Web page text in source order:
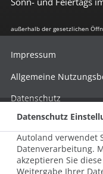
außerhalb der gesetzlichen
Impressum
Allgemeine
Datenschutz
Hinweisgebersystem
Beschwerde nach LkSG
Grundsatzerklärung
Datenschutz
Autoland verwendet
Datenverarbeitung.
akzeptieren Sie
Weitergabe Ihrer